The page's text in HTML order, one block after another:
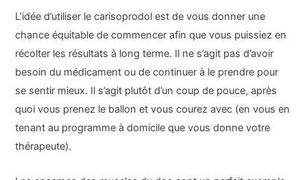
L’idée d’utiliser le carisoprodol est de vous donner une
chance équitable de commencer afin que vous puissiez en
récolter les résultats à long terme. Il ne s’agit pas d’avoir
besoin du médicament ou de continuer à le prendre pour
se sentir mieux. Il s’agit plutôt d’un coup de pouce, après
quoi vous prenez le ballon et vous courez avec (en vous en
tenant au programme à domicile que vous donne votre
thérapeute).